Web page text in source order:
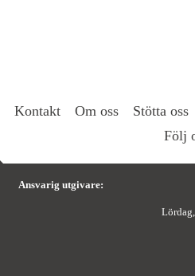
Kontakt Om oss
Stötta oss
Följ
Ansvarig utgivare: